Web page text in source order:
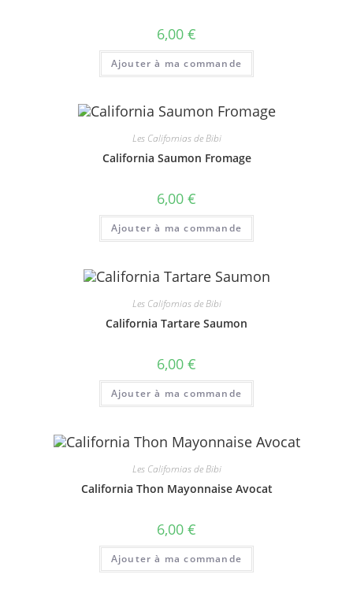
6,00 €
Ajouter à ma commande
Les Californias de Bibi
California Saumon Fromage
6,00 €
Ajouter à ma commande
Les Californias de Bibi
California Tartare Saumon
6,00 €
Ajouter à ma commande
Les Californias de Bibi
California Thon Mayonnaise Avocat
6,00 €
Ajouter à ma commande